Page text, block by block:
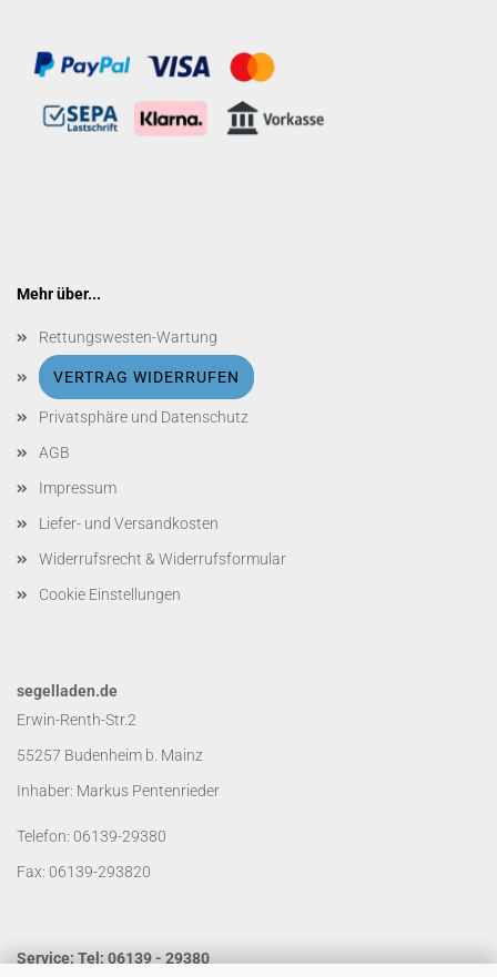
Mehr über...
Rettungswesten-Wartung
VERTRAG WIDERRUFEN
Privatsphäre und Datenschutz
AGB
Impressum
Liefer- und Versandkosten
Widerrufsrecht & Widerrufsformular
Cookie Einstellungen
segelladen.de
Erwin-Renth-Str.2
55257 Budenheim b. Mainz
Inhaber: Markus Pentenrieder
Telefon: 06139-29380
Fax: 06139-293820
Service: Tel: 06139 - 29380